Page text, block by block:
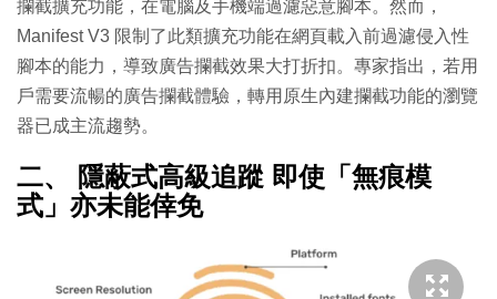
攔截擴充功能，在電腦及手機端過濾惡意腳本。然而，
Manifest V3 限制了此類擴充功能在網頁載入前過濾侵入性
腳本的能力，導致廣告攔截效果大打折扣。專家指出，若用
戶需要流暢的廣告攔截體驗，轉用原生內建攔截功能的瀏覽
器已成主流趨勢。
二、 隱蔽式高級追蹤 即使「無痕模
式」亦未能倖免